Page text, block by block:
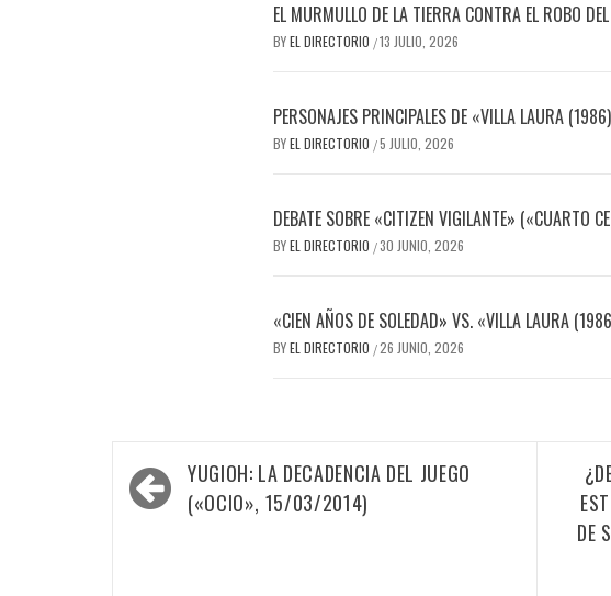
EL MURMULLO DE LA TIERRA CONTRA EL ROBO
BYEL DIRECTORIO /13 JULIO, 2026
PERSONAJES PRINCIPALES DE «VILLA LAURA
BYEL DIRECTORIO /5 JULIO, 2026
DEBATE SOBRE «CITIZEN VIGILANTE» («CUARTO
BYEL DIRECTORIO /30 JUNIO, 2026
«CIEN AÑOS DE SOLEDAD» VS. «VILLA LAURA
BYEL DIRECTORIO /26 JUNIO, 2026
Navegación
de
YUGIOH: LA DECADENCIA DEL JUEGO
(«OCIO», 15/03/2014)
DE